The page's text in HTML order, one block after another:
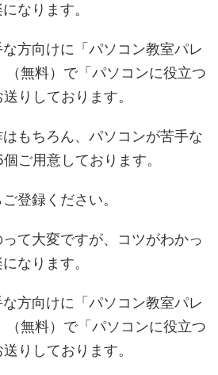
なります。
方向けに「パソコン教室パレ
（無料）で「パソコンに役立つ
りしております。
もちろん、パソコンが苦手な
ご用意しております。
登録ください。
て大変ですが、コツがわかっ
なります。
方向けに「パソコン教室パレ
（無料）で「パソコンに役立つ
りしております。